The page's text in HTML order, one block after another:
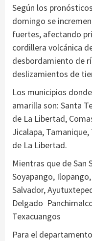
Según los
domingo se
fuertes, afectando
cordillera volcánica
desbordamiento de
deslizamientos de
Los municipios
amarilla son: Santa
de La Libertad,
Jicalapa,
de La Libertad.
Mientras que de San
Soyapango,
Salvador,
Delgado
Texacuangos
Para el